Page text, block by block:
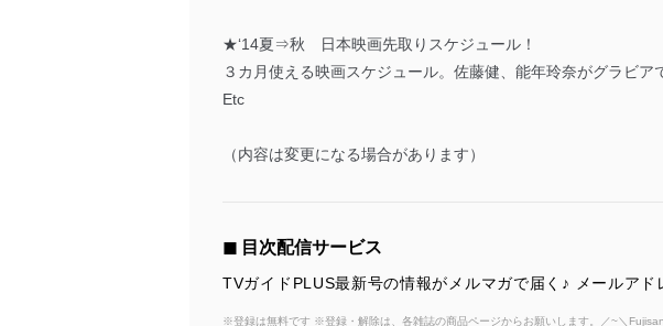
★‘14夏⇒秋 日本映画先取りスケジュール！
３カ月使える映画スケジュール。佐藤健、能年玲奈がグラビア
Etc
（内容は変更になる場合があります）
◼︎ 目次配信サービス
TVガイドPLUS最新号の情報がメルマガで届く♪ メールア
※登録は無料です ※登録・解除は、各雑誌の商品ページからお願いします。／~＼